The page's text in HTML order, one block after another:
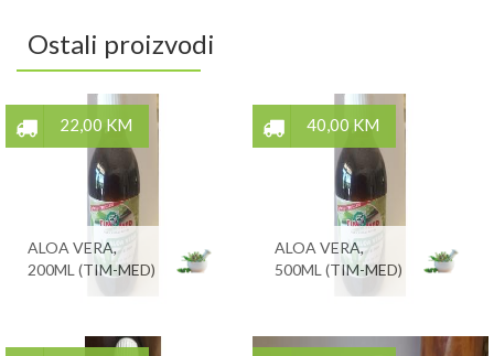
Ostali proizvodi
22,00 KM
ALOA VERA,
200ML (TIM-MED)
40,00 KM
ALOA VERA,
500ML (TIM-MED)